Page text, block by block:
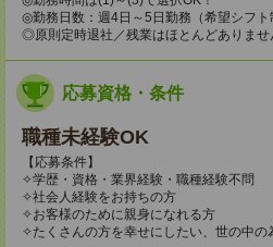
◎勤務日数：週4日～5日勤務（希望シフト
◎原則定時退社／残業はほとんどありませ
応募資格・条件
職種未経験OK
【応募条件】
✧学歴・資格・業界経験・職種経験不問
✧社会人経験をお持ちの方
✧お客様のために親身になれる方
✧たくさんの方を幸せにしたい、世の中の